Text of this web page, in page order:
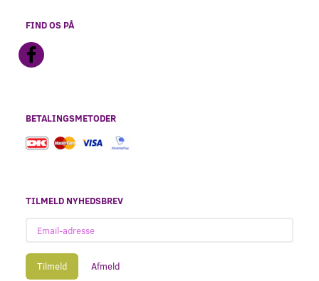
FIND OS PÅ
BETALINGSMETODER
TILMELD NYHEDSBREV
adresse
Tilmeld Afmeld